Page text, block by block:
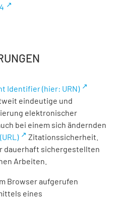
Identifier (hier: URN)
eindeutige und
elektronischer
bei einem sich ändernden
Zitationssicherheit.
dauerhaft sichergestellten
Arbeiten.
Browser aufgerufen
eines